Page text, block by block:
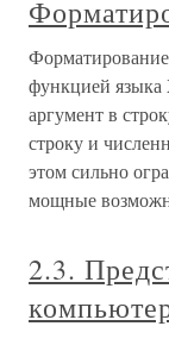
функцией языка
аргумент в
строку и
этом сильно
мощные
2.3.